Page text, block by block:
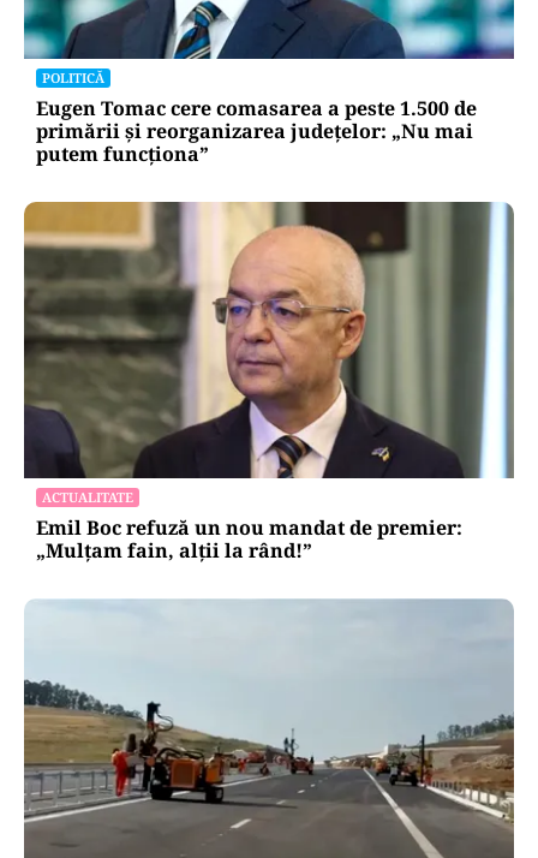
POLITICĂ
Eugen Tomac cere comasarea a peste 1.500 de
primării și reorganizarea județelor: „Nu mai
putem funcționa”
ACTUALITATE
Emil Boc refuză un nou mandat de premier:
„Mulțam fain, alții la rând!”